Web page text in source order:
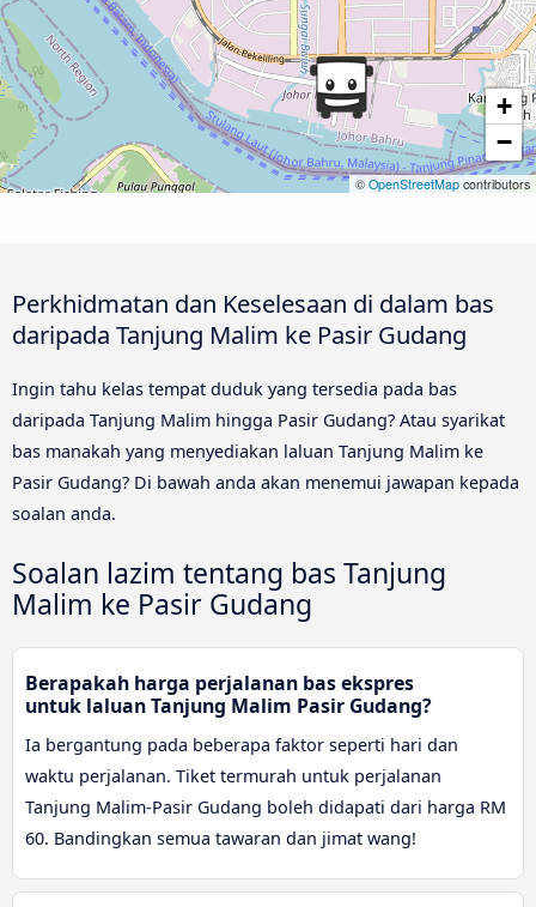
+
−
© OpenStreetMap contributors
Perkhidmatan dan Keselesaan di dalam bas
daripada Tanjung Malim ke Pasir Gudang
Ingin tahu kelas tempat duduk yang tersedia pada bas
daripada Tanjung Malim hingga Pasir Gudang? Atau syarikat
bas manakah yang menyediakan laluan Tanjung Malim ke
Pasir Gudang? Di bawah anda akan menemui jawapan kepada
soalan anda.
Soalan lazim tentang bas Tanjung
Malim ke Pasir Gudang
Berapakah harga perjalanan bas ekspres
untuk laluan Tanjung Malim Pasir Gudang?
Ia bergantung pada beberapa faktor seperti hari dan
waktu perjalanan. Tiket termurah untuk perjalanan
Tanjung Malim-Pasir Gudang boleh didapati dari harga RM
60. Bandingkan semua tawaran dan jimat wang!